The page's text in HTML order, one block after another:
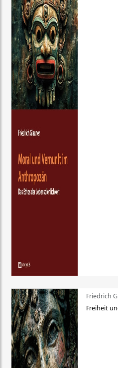
Friedrich
Freiheit